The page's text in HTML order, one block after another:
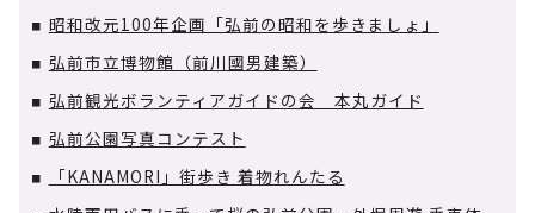
■ 昭和改元100年企画「弘前の昭和を歩きましょ」
■ 弘前市立博物館（前川國男建築）
■ 弘前観光ボランティアガイドの会 本丸ガイド
■ 弘前公園写真コンテスト
■ 「KANAMORI」街歩き 着物れんたる